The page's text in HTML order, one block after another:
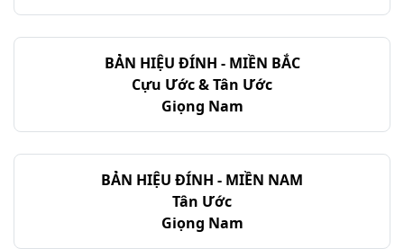
BẢN HIỆU ĐÍNH - MIỀN BẮC
Cựu Ước & Tân Ước
Giọng Nam
BẢN HIỆU ĐÍNH - MIỀN NAM
Tân Ước
Giọng Nam